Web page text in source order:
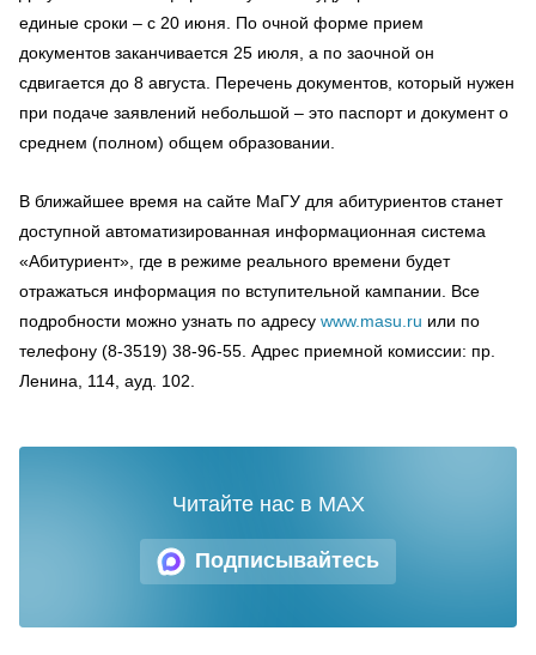
единые сроки – с 20 июня. По очной форме прием
документов заканчивается 25 июля, а по заочной он
сдвигается до 8 августа. Перечень документов, который нужен
при подаче заявлений небольшой – это паспорт и документ о
среднем (полном) общем образовании.
В ближайшее время на сайте МаГУ для абитуриентов станет
доступной автоматизированная информационная система
«Абитуриент», где в режиме реального времени будет
отражаться информация по вступительной кампании. Все
подробности можно узнать по адресу www.masu.ru или по
телефону (8-3519) 38-96-55. Адрес приемной комиссии: пр.
Ленина, 114, ауд. 102.
Подписывайтесь
Читайте нас в MAX